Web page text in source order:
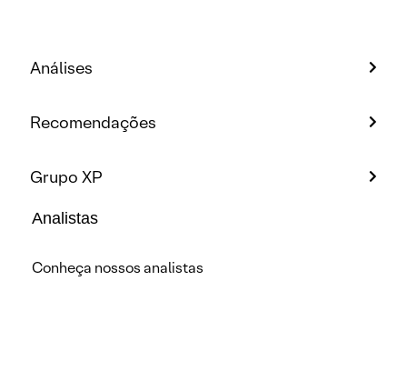
Análises
Recomendações
Grupo XP
Analistas
Conheça nossos analistas